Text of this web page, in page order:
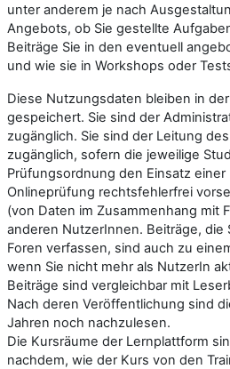
unter anderem je nach
Angebots, ob Sie gestellte
Beiträge Sie in den eventuell
und wie sie in Workshops oder
Diese Nutzungsdaten bleiben in
gespeichert. Sie sind der
zugänglich. Sie sind der Leitung
zugänglich, sofern die jeweilige
Prüfungsordnung den Einsatz
Onlineprüfung rechtsfehlerfrei
(von Daten im Zusammenhang mit
anderen NutzerInnen. Beiträge, die
Foren verfassen, sind auch zu
wenn Sie nicht mehr als NutzerIn
Beiträge sind vergleichbar mit
Nach deren Veröffentlichung sind
Jahren noch nachzulesen.
Die Kursräume der Lernplattform
nachdem, wie der Kurs von den